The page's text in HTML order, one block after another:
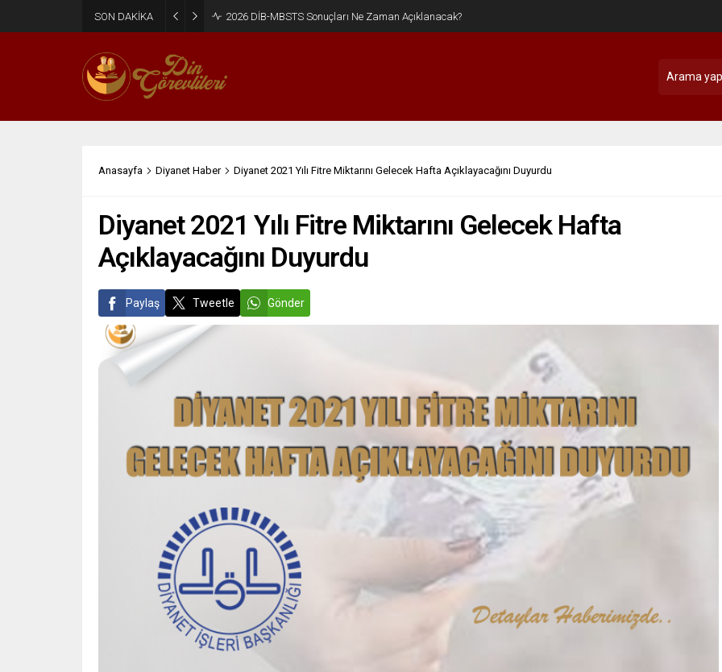
SON DAKİKA 2026 DİB-MBSTS Ne Zaman?
Anasayfa Diyanet Haber Diyanet 2021 Yılı Fitre Miktarını Gelecek Hafta Açıklayacağını Duyurdu
Diyanet 2021 Yılı Fitre Miktarını Gelecek Hafta
Açıklayacağını Duyurdu
Paylaş Tweetle Gönder